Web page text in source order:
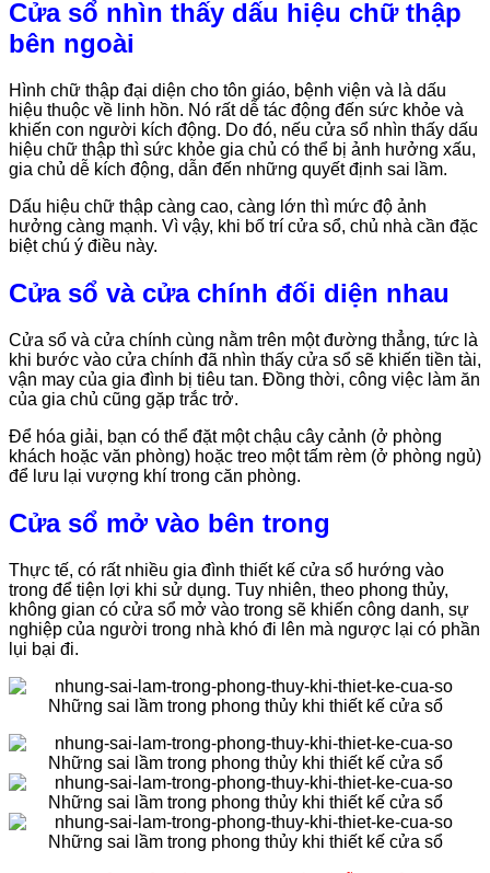
Cửa sổ nhìn thấy dấu hiệu chữ thập
bên ngoài
Hình chữ thập đại diện cho tôn giáo, bệnh viện và là dấu
hiệu thuộc về linh hồn. Nó rất dễ tác động đến sức khỏe và
khiến con người kích động. Do đó, nếu cửa sổ nhìn thấy dấu
hiệu chữ thập thì sức khỏe gia chủ có thể bị ảnh hưởng xấu,
gia chủ dễ kích động, dẫn đến những quyết định sai lầm.
Dấu hiệu chữ thập càng cao, càng lớn thì mức độ ảnh
hưởng càng mạnh. Vì vậy, khi bố trí cửa sổ, chủ nhà cần đặc
biệt chú ý điều này.
Cửa sổ và cửa chính đối diện nhau
Cửa sổ và cửa chính cùng nằm trên một đường thẳng, tức là
khi bước vào cửa chính đã nhìn thấy cửa sổ sẽ khiến tiền tài,
vận may của gia đình bị tiêu tan. Đồng thời, công việc làm ăn
của gia chủ cũng gặp trắc trở.
Để hóa giải, bạn có thể đặt một chậu cây cảnh (ở phòng
khách hoặc văn phòng) hoặc treo một tấm rèm (ở phòng ngủ)
để lưu lại vượng khí trong căn phòng.
Cửa sổ mở vào bên trong
Thực tế, có rất nhiều gia đình thiết kế cửa sổ hướng vào
trong để tiện lợi khi sử dụng. Tuy nhiên, theo phong thủy,
không gian có cửa sổ mở vào trong sẽ khiến công danh, sự
nghiệp của người trong nhà khó đi lên mà ngược lại có phần
lụi bại đi.